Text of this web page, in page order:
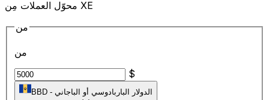
محوّل العملات مِن XE
من
من
$
BBD - الدولار الباربادوسي أو الباجاني